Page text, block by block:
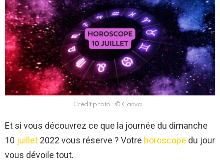
Crédit photo : © Canva
Et si vous découvrez ce que la journée du dimanche
10 juillet 2022 vous réserve ? Votre horoscope du jour
vous dévoile tout.